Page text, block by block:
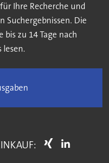
Ihre Recherche und
Suchergebnissen. Die
bis zu 14 Tage nach
lesen.